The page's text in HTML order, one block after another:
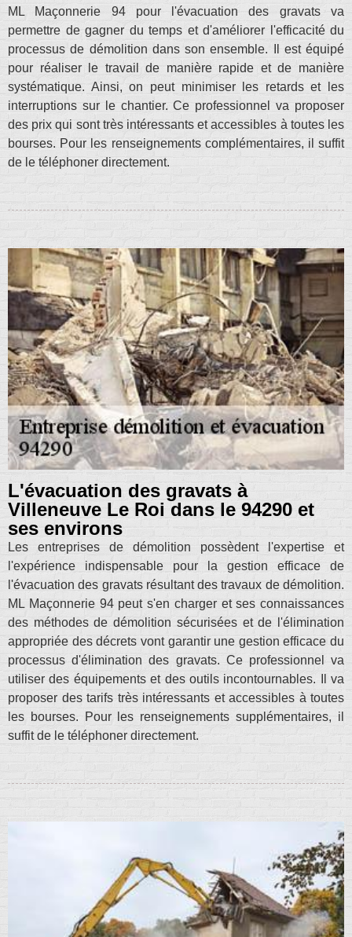
ML Maçonnerie 94 pour l'évacuation des gravats va
permettre de gagner du temps et d'améliorer l'efficacité du
processus de démolition dans son ensemble. Il est équipé
pour réaliser le travail de manière rapide et de manière
systématique. Ainsi, on peut minimiser les retards et les
interruptions sur le chantier. Ce professionnel va proposer
des prix qui sont très intéressants et accessibles à toutes les
bourses. Pour les renseignements complémentaires, il suffit
de le téléphoner directement.
L'évacuation des gravats à
Villeneuve Le Roi dans le 94290 et
ses environs
Les entreprises de démolition possèdent l'expertise et
l'expérience indispensable pour la gestion efficace de
l'évacuation des gravats résultant des travaux de démolition.
ML Maçonnerie 94 peut s'en charger et ses connaissances
des méthodes de démolition sécurisées et de l'élimination
appropriée des décrets vont garantir une gestion efficace du
processus d'élimination des gravats. Ce professionnel va
utiliser des équipements et des outils incontournables. Il va
proposer des tarifs très intéressants et accessibles à toutes
les bourses. Pour les renseignements supplémentaires, il
suffit de le téléphoner directement.